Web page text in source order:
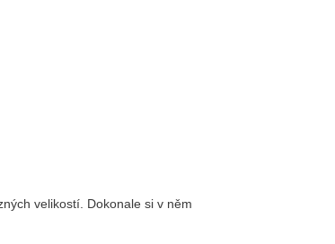
velikostí. Dokonale si v něm